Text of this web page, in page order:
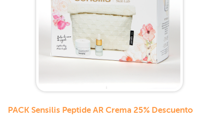
PACK Sensilis Peptide AR Crema 25% Descuento